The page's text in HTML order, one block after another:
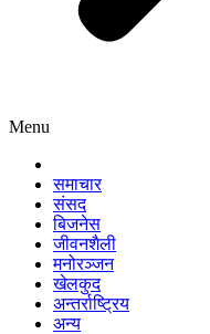
Menu
समाचार
संसद
बिजनेस
जीवनशैली
मनोरञ्जन
खेलकुद
अन्तर्राष्ट्रिय
अन्य